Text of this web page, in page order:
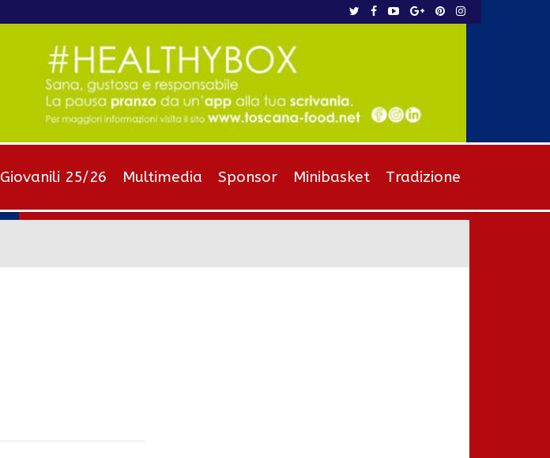
Giovanili 25/26 Multimedia Sponsor Minibasket Tradizione